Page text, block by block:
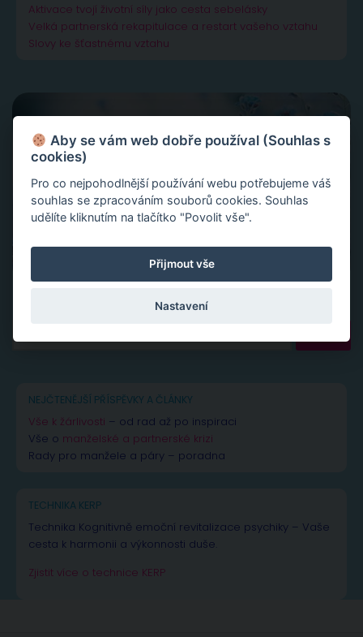
Aktivace tvojí životní síly jako cesta sebelásky
Velká partnerská rekapitulace a restart vašeho vztahu
Slovy ke šťastnému vztahu
NEJČTENĚJŠÍ PŘÍSPĚVKY A ČLÁNKY
Vše k žárlivosti – od rad až po inspiraci
Vše o manželské a partnerské krizi
Rady pro manžele a páry – poradna
TECHNIKA KERP
Technika Kognitivně emoční revitalizace psychiky – Vaše
cesta k harmonii a výkonnosti duše.
Zjistit více o technice KERP
Aby se vám web dobře používal (Souhlas s
cookies)
Pro co nejpohodlnější používání webu potřebujeme váš
souhlas se zpracováním souborů cookies. Souhlas
udělíte kliknutím na tlačítko "Povolit vše".
Přijmout vše
Nastavení